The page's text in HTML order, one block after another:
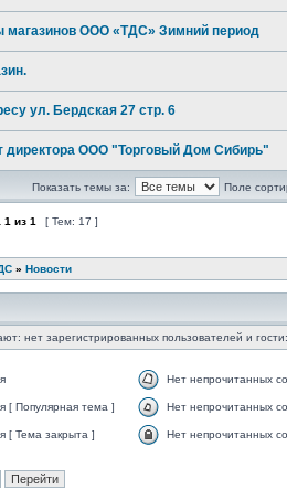
магазинов ООО «ТДС» Зимний период
ул. Бердская 27 стр. 6
директора ООО "Торговый Дом Сибирь"
Показать темы за: Поле
1 из 1 [ Тем: 17 ]
» Новости
нет зарегистрированных пользователей и
Нет непрочитанных
[ Популярная тема ] Нет непрочитанных
[ Тема закрыта ] Нет непрочитанных